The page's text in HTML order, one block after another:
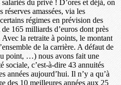
du privé ! D’ores et déjà, on
réserves amassées, via les
régimes en prévision des
165 milliards d’euros dont près
la retraite à points, le montant
de la carrière. A défaut de
point, …) nous avons fait une
sociale, c’est-à-dire 43 annuités
années aujourd’hui. Il n’y a qu’à
des 10 meilleures années aux 25